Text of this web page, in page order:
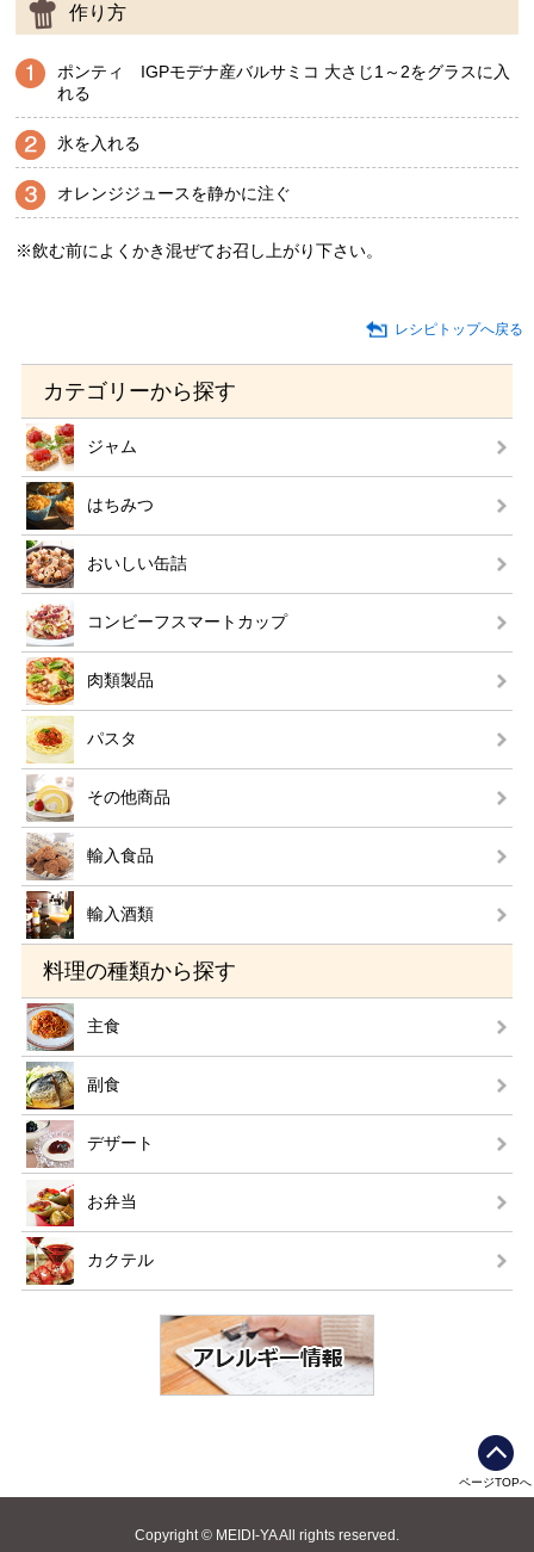
作り方
ポンティ IGPモデナ産バルサミコ 大さじ1～2をグラスに入
れる
氷を入れる
オレンジジュースを静かに注ぐ
※飲む前によくかき混ぜてお召し上がり下さい。
レシピトップへ戻る
カテゴリーから探す
ジャム
はちみつ
おいしい缶詰
コンビーフスマートカップ
肉類製品
パスタ
その他商品
輸入食品
輸入酒類
料理の種類から探す
主食
副食
デザート
お弁当
カクテル
ページTOPへ
Copyright © MEIDI-YA All rights reserved.